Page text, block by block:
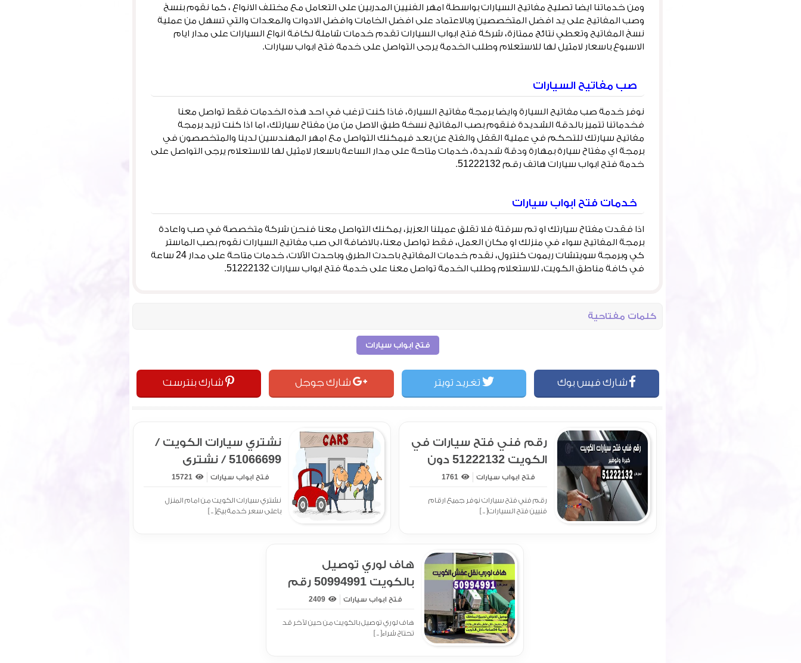
ومن خدماتنا ايضا تصليح مفاتيح السيارات بواسطة امهر الفنيين المدربين على التعامل مع مختلف الانواع ، كما نقوم بنسخ
وصب المفاتيح على يد افضل المتخصصين وبالاعتماد على افضل الخامات وافضل الادوات والمعدات والتي تسهل من عملية
نسخ المفاتيح وتعطي نتائج ممتازة، شركة فتح ابواب السيارات تقدم خدمات شاملة لكافة انواع السيارات على مدار ايام
الاسبوع باسعار لامثيل لها للاستعلام وطلب الخدمة يرجى التواصل على خدمة فتح ابواب سيارات.
صب مفاتيح السيارات
نوفر خدمة صب مفاتيح السيارة وايضا برمجة مفاتيح السيارة، فاذا كنت ترغب في احد هذه الخدمات فقط تواصل معنا
فخدماتنا تتميز بالدقة الشديدة فنقوم بصب المفاتيح نسخة طبق الاصل من من مفتاح سيارتك، اما اذا كنت تريد برمجة
مفاتيح سيارتك للتحكم في عملية القفل والفتح عن بعد فيمكنك التواصل مع امهر المهندسين لدينا والمتخصصون في
برمجة اي مفتاح سيارة بمهارة ودقة شديدة، خدمات متاحة على مدار الساعة باسعار لامثيل لها للاستعلام يرجى التواصل على
خدمة فتح ابواب سيارات هاتف رقم 51222132.
خدمات فتح ابواب سيارات
اذا فقدت مفتاح سيارتك او تم سرقتة فلا تقلق عميلنا العزيز، يمكنك التواصل معنا فنحن شركة متخصصة في صب واعادة
برمجة المفاتيح سواء في منزلك او مكان العمل، فقط تواصل معنا، بالاضافة الى صب مفاتيح السيارات نقوم بصب الماستر
كي وبرمجة سويتشات ريموت كنترول، نقدم خدمات المفاتيح باحدث الطرق وباحدث الآلات، خدمات متاحة على مدار 24 ساعة
في كافة مناطق الكويت، للاستعلام وطلب الخدمة تواصل معنا على خدمة فتح ابواب سيارات 51222132.
كلمات مفتاحية
فتح ابواب سيارات
شارك فيس بوك تغريد تويتر شارك جوجل شارك بنترست
رقم فني فتح سيارات في
الكويت 51222132 دون
خدش
فتح ابواب سيارات 1761
رقم فني فتح سيارات نوفر جميع ارقام
فنيين فتح السيارات[ .. ]
نشتري سيارات الكويت /
51066699 / نشتري
السيارات من امام المنزل
فتح ابواب سيارات 15721
نشتري سيارات الكويت من امام المنزل
باعلى سعر خدمة بيع[ .. ]
هاف لوري توصيل
بالكويت 50994991 رقم
هاف لوري نقل اغراض
وعفش
فتح ابواب سيارات 2409
هاف لوري توصيل بالكويت من حين لآخر قد
تحتاج شراء[ .. ]